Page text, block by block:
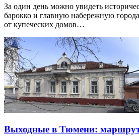
За один день можно увидеть
барокко и главную набережную
от купеческих домов…
Выходные в Тюмени: